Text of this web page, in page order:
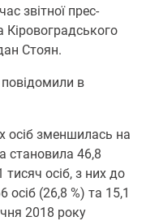
звітної прес-
Кіровоградського
Стоян.
в
осіб зменшилась на
становила 46,8
осіб, з них до
осіб (26,8 %) та 15,1
2018 року